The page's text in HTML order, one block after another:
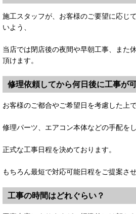
施工スタッフが、お客様のご要望に応じ
いよう、
当店では閉店後の夜間や早朝工事、また
頂けます。
修理依頼してから何日後に工事が
お客様のご都合やご希望日を考慮した上
修理パーツ、エアコン本体などの手配を
正式な工事日程を決めております。
もちろん最短で対応可能日程をご提案さ
工事の時間はどれぐらい？